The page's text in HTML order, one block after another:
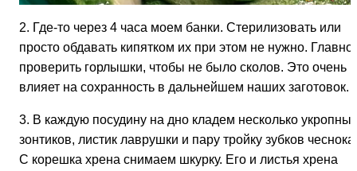
2. Где-то через 4 часа моем банки. Стерилизовать или
просто обдавать кипятком их при этом не нужно.
проверить горлышки, чтобы не было сколов. Это очень
влияет на сохранность в дальнейшем наших заготовок.
3. В каждую посудину на дно кладем несколько укропных
зонтиков, листик лаврушки и пару тройку зубков чеснока.
С корешка хрена снимаем шкурку. Его и листья хрена